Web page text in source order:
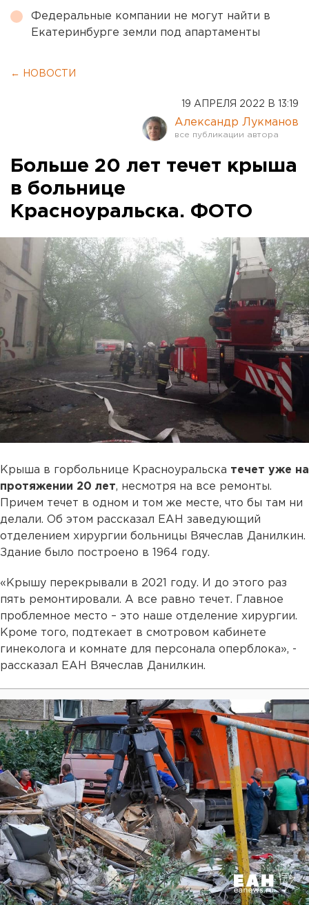
Федеральные компании не могут найти в
Екатеринбурге земли под апартаменты
← НОВОСТИ
19 АПРЕЛЯ 2022 В 13:19
Александр Лукманов
Больше 20 лет течет крыша
в больнице
Красноуральска. ФОТО
Крыша в горбольнице Красноуральска течет уже на
протяжении 20 лет, несмотря на все ремонты.
Причем течет в одном и том же месте, что бы там ни
делали. Об этом рассказал ЕАН заведующий
отделением хирургии больницы Вячеслав Данилкин.
Здание было построено в 1964 году.
«Крышу перекрывали в 2021 году. И до этого раз
пять ремонтировали. А все равно течет. Главное
проблемное место – это наше отделение хирургии.
Кроме того, подтекает в смотровом кабинете
гинеколога и комнате для персонала оперблока», -
рассказал ЕАН Вячеслав Данилкин.